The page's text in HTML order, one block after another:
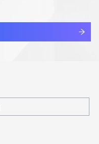
查看详情